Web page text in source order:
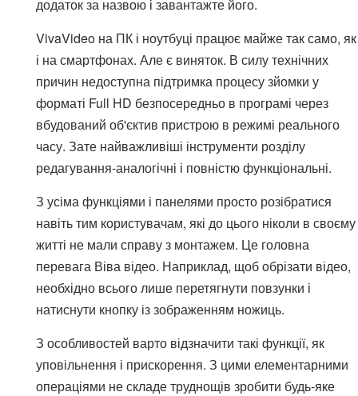
додаток за назвою і завантажте його.
VivaVideo на ПК і ноутбуці працює майже так само, як
і на смартфонах. Але є виняток. В силу технічних
причин недоступна підтримка процесу зйомки у
форматі Full HD безпосередньо в програмі через
вбудований об'єктив пристрою в режимі реального
часу. Зате найважливіші інструменти розділу
редагування-аналогічні і повністю функціональні.
З усіма функціями і панелями просто розібратися
навіть тим користувачам, які до цього ніколи в своєму
житті не мали справу з монтажем. Це головна
перевага Віва відео. Наприклад, щоб обрізати відео,
необхідно всього лише перетягнути повзунки і
натиснути кнопку із зображенням ножиць.
З особливостей варто відзначити такі функції, як
уповільнення і прискорення. З цими елементарними
операціями не складе труднощів зробити будь-яке